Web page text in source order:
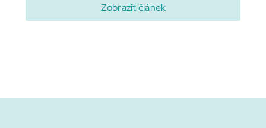
Zobrazit článek